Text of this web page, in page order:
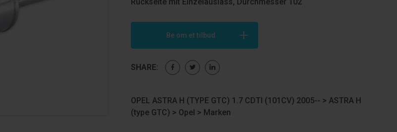
Be om et tilbud
SHARE:
OPEL ASTRA H (TYPE GTC) 1.7 CDTI (101CV) 2005-- > ASTRA H
(type GTC) > Opel > Marken